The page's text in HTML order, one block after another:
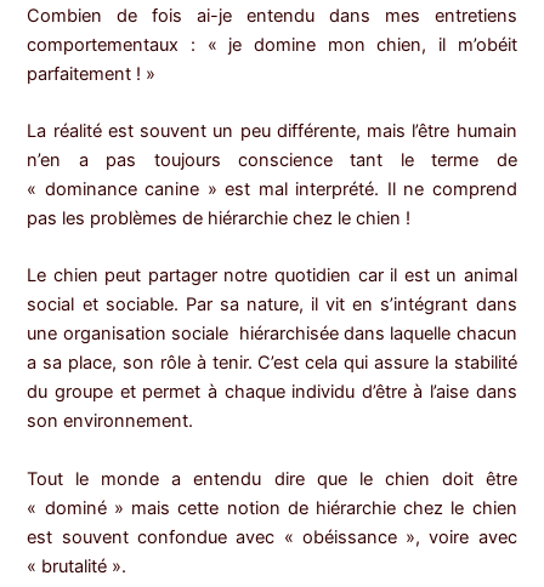
Combien de fois ai-je entendu dans mes entretiens
comportementaux : « je domine mon chien, il m’obéit
parfaitement ! »
La réalité est souvent un peu différente, mais l’être humain
n’en a pas toujours conscience tant le terme de
« dominance canine » est mal interprété. Il ne comprend
pas les problèmes de hiérarchie chez le chien !
Le chien peut partager notre quotidien car il est un animal
social et sociable. Par sa nature, il vit en s’intégrant dans
une organisation sociale hiérarchisée dans laquelle chacun
a sa place, son rôle à tenir. C’est cela qui assure la stabilité
du groupe et permet à chaque individu d’être à l’aise dans
son environnement.
Tout le monde a entendu dire que le chien doit être
« dominé » mais cette notion de hiérarchie chez le chien
est souvent confondue avec « obéissance », voire avec
« brutalité ».